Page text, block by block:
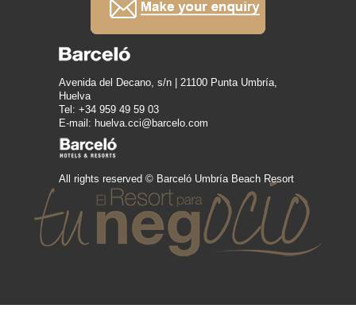
Avenida del Decano, s/n | 21100 Punta Umbría,
Huelva
Tel: +34 959 49 59 03
E-mail: huelva.cci@barcelo.com
All rights reserved © Barceló Umbría Beach Resort